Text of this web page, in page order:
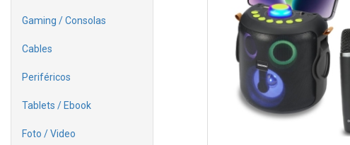
Gaming / Consolas
Cables
Periféricos
Tablets / Ebook
Foto / Video